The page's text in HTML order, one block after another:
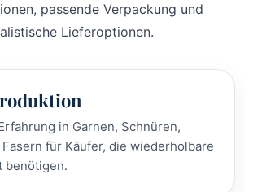
passende Verpackung und
Lieferoptionen.
in Garnen, Schnüren,
für Käufer, die wiederholbare
benötigen.